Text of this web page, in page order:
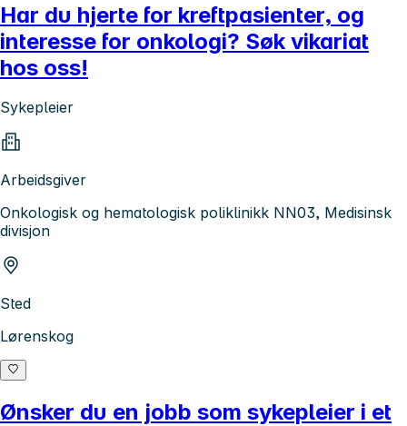
Har du hjerte for kreftpasienter, og
interesse for onkologi? Søk vikariat
hos oss!
Sykepleier
Arbeidsgiver
Onkologisk og hematologisk poliklinikk NN03, Medisinsk
divisjon
Sted
Lørenskog
Ønsker du en jobb som sykepleier i et